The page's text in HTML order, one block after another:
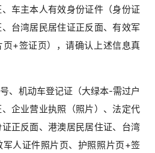
车主本人有效身份证件（身份证
台湾居民居住证正反面、有效军
+签证页），请确认上述信息真
、机动车登记证（大绿本-需过户
企业营业执照（照片）、法定代
正反面、港澳居民居住证、台湾
人证件照片页、护照照片页+签